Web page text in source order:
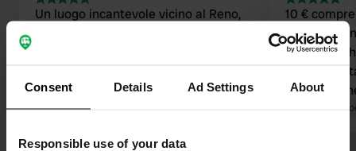
Consent Details Ad Settings About
Responsible use of your data
Un luogo incantevole vicino al Reno,
Tradotto da GoogleMostra originale
10 €
e
barriere
ma è
nella
Tradotto da